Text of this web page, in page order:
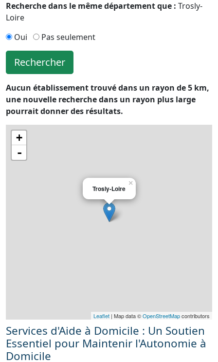
Recherche dans le même département que : Trosly-
Loire
Oui
Pas seulement
Rechercher
Aucun établissement trouvé dans un rayon de 5 km,
une nouvelle recherche dans un rayon plus large
pourrait donner des résultats.
×
Trosly-Loire
+
-
Leaflet | Map data ©OpenStreetMapcontributors
Services d'Aide à Domicile : Un Soutien
Essentiel pour Maintenir l'Autonomie à
Domicile